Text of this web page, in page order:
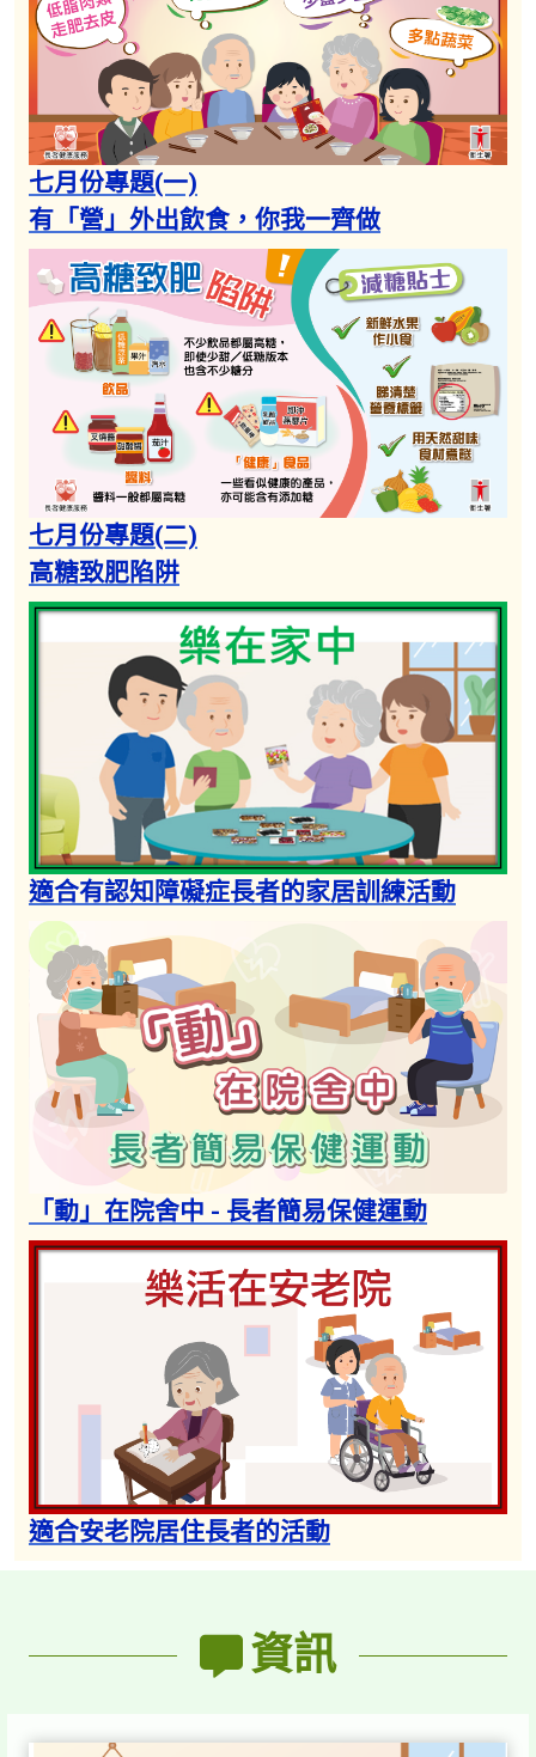
會為65歲或以上人士提供信使核糖核酸疫
苗，必須預約。
2023年12月13日
因應服務調整，由2023年12月18日（星期
一）起，長者健康中心只會於每周指定日
子，提供診症服務（只限會員）以及疫苗接
種服務。詳情請參閱「重要消息」。
七月份專題​(一)
有「營」外出飲食，你我一齊做​
七月份專題​(二)
高糖致肥陷阱​
適合有認知障礙症長者的家居訓練活動
「動」在院舍中 - 長者簡易保健運動
適合安老院居住長者的活動​
資訊